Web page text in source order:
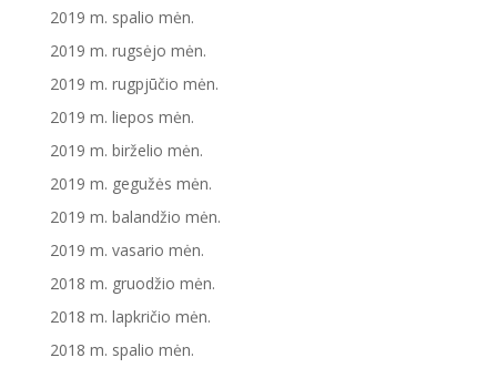
2019 m. spalio mėn.
2019 m. rugsėjo mėn.
2019 m. rugpjūčio mėn.
2019 m. liepos mėn.
2019 m. birželio mėn.
2019 m. gegužės mėn.
2019 m. balandžio mėn.
2019 m. vasario mėn.
2018 m. gruodžio mėn.
2018 m. lapkričio mėn.
2018 m. spalio mėn.